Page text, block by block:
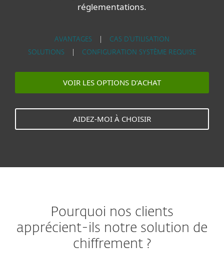
réglementations.
AVANTAGES
CAS D’UTILISATION
SOLUTIONS
CONFIGURATION SYSTÈME REQUISE
VOIR LES OPTIONS D’ACHAT
AIDEZ-MOI À CHOISIR
Pourquoi nos clients
apprécient-ils notre solution de
chiffrement ?